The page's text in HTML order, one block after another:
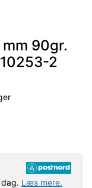
90gr.
2
Læs mere.